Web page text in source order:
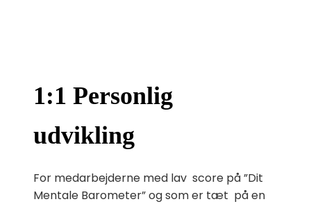
1:1 Personlig
udvikling
For medarbejderne med lav score på ”Dit
Mentale Barometer” og som er tæt på en